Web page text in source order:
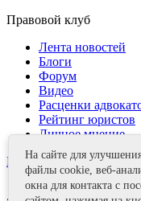
Правовой клуб
Лента новостей
Блоги
Форум
Видео
Расценки
Рейтинг юристов
Личное мнение
Контакты
На сайте для
файлы cookie, веб-
окна для контакта с